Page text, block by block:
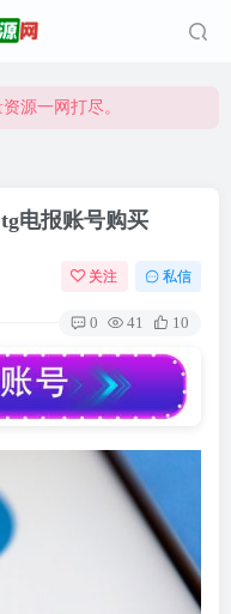
源一网打尽。
见识各种项目 + 提升网创认知。
源一网打尽。
电报账号购买
关注 私信
0 41 10